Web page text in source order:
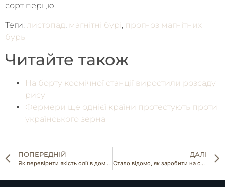
сорт перцю.
Теги: листопад, магнітні бурі, прогноз магнітних
бурь
Читайте також
На борту космічної станції виростили розсаду
рису
Фермери ще однієї країни протестують проти
українського зерна
ПОПЕРЕДНІЙ
Як перевірити якість олії в домашніх умовах
ДАЛІ
Стало відомо, як заробити на сортуванні сміття